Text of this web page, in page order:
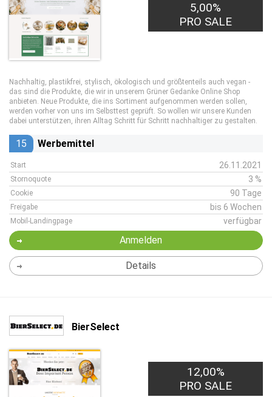
5,00%
PRO SALE
Nachhaltig, plastikfrei, stylisch, ökologisch und größtenteils auch vegan -
das sind die Produkte, die wir in unserem Grüner Gedanke Online Shop
anbieten. Neue Produkte, die ins Sortiment aufgenommen werden sollen,
werden vorher von uns im Selbsttest geprüft. So wollen wir unsere Kunden
dabei unterstützen, ihren Alltag Schritt für Schritt nachhaltiger zu gestalten.
15 Werbemittel
Start 26.11.2021
Stornoquote 3 %
Cookie 90 Tage
Freigabe bis 6 Wochen
Mobil-Landingpage verfügbar
Anmelden
Details
BierSelect
12,00%
PRO SALE